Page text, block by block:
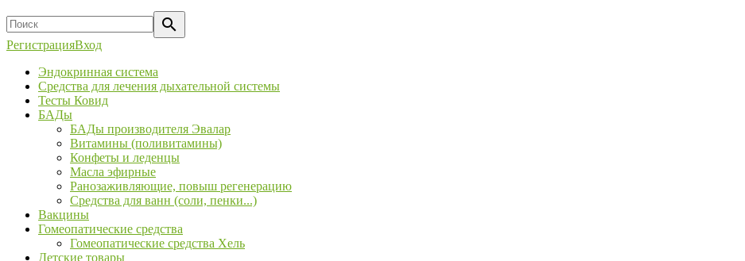
РегистрацияВход
Эндокринная система
Средства для лечения дыхательной системы
Тесты Ковид
БАДы
БАДы производителя Эвалар
Витамины (поливитамины)
Конфеты и леденцы
Масла эфирные
Ранозаживляющие, повыш регенерацию
Средства для ванн (соли, пенки...)
Вакцины
Гомеопатические средства
Гомеопатические средства Хель
Детские товары